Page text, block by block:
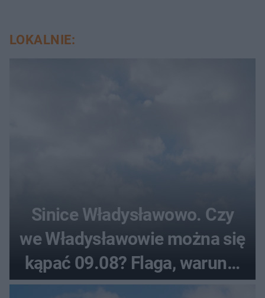
LOKALNIE:
Sinice Władysławowo. Czy
we Władysławowie można się
kąpać 09.08? Flaga, warunki
pogodowe